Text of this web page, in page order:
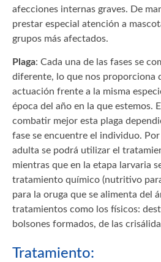
afecciones internas graves. De
prestar especial atención a
grupos más afectados.
Plaga: Cada una de las fases se
diferente, lo que nos proporciona
actuación frente a la misma
época del año en la que estemos.
combatir mejor esta plaga
fase se encuentre el individuo.
adulta se podrá utilizar el
mientras que en la etapa larvaria
tratamiento químico (nutritivo
para la oruga que se alimenta del
tratamientos como los físicos:
bolsones formados, de las
Tratamiento: